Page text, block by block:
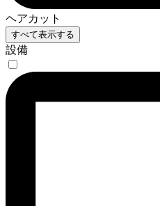
ヘアカット
すべて表示する
設備